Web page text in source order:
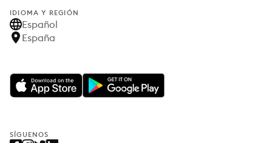
IDIOMA Y REGIÓN
Español
España
SÍGUENOS